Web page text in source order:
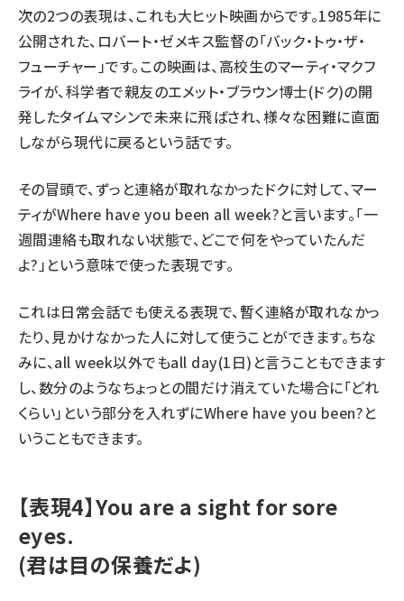
次の2つの表現は、これも大ヒット映画からです。1985年に
公開された、ロバート・ゼメキス監督の「バック・トゥ・ザ・
フューチャー」です。この映画は、高校生のマーティ・マクフ
ライが、科学者で親友のエメット・ブラウン博士(ドク)の開
発したタイムマシンで未来に飛ばされ、様々な困難に直面
しながら現代に戻るという話です。
その冒頭で、ずっと連絡が取れなかったドクに対して、マー
ティがWhere have you been all week?と言います。「一
週間連絡も取れない状態で、どこで何をやっていたんだ
よ?」という意味で使った表現です。
これは日常会話でも使える表現で、暫く連絡が取れなかっ
たり、見かけなかった人に対して使うことができます。ちな
みに、all week以外でもall day(1日)と言うこともできます
し、数分のようなちょっとの間だけ消えていた場合に「どれ
くらい」という部分を入れずにWhere have you been?と
いうこともできます。
【表現4】You are a sight for sore
eyes.
(君は目の保養だよ)